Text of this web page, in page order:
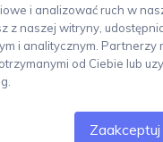
i analizować ruch w
z naszej witryny,
i analitycznym. Partnerzy
od Ciebie lub